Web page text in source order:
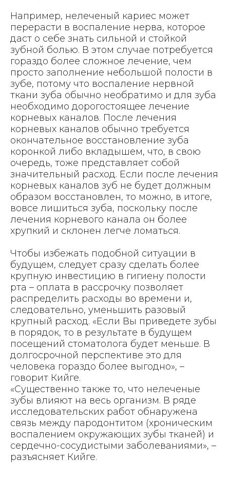
Например, нелеченый кариес может
перерасти в воспаление нерва, которое
даст о себе знать сильной и стойкой
зубной болью. В этом случае потребуется
гораздо более сложное лечение, чем
просто заполнение небольшой полости в
зубе, потому что воспаление нервной
ткани зуба обычно необратимо и для зуба
необходимо дорогостоящее лечение
корневых каналов. После лечения
корневых каналов обычно требуется
окончательное восстановление зуба
коронкой либо вкладышем, что, в свою
очередь, тоже представляет собой
значительный расход. Если после лечения
корневых каналов зуб не будет должным
образом восстановлен, то можно, в итоге,
вовсе лишиться зуба, поскольку после
лечения корневого канала он более
хрупкий и склонен легче ломаться.
Чтобы избежать подобной ситуации в
будущем, следует сразу сделать более
крупную инвестицию в гигиену полости
рта – оплата в рассрочку позволяет
распределить расходы во времени и,
следовательно, уменьшить разовый
крупный расход. «Если Вы приведете зубы
в порядок, то в результате в будущем
посещений стоматолога будет меньше. В
долгосрочной перспективе это для
человека гораздо более выгодно», –
говорит Кийге.
«Существенно также то, что нелеченые
зубы влияют на весь организм. В ряде
исследовательских работ обнаружена
связь между пародонтитом (хроническим
воспалением окружающих зубы тканей) и
сердечно-сосудистыми заболеваниями», –
разъясняет Кийге.